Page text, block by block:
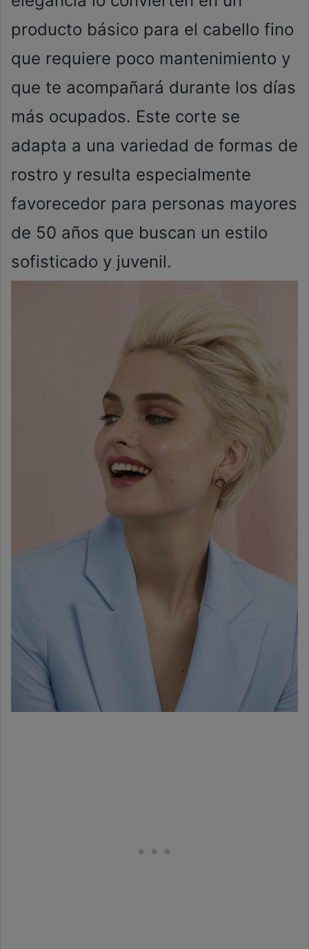
producto básico para el cabello fino
que requiere poco mantenimiento y
que te acompañará durante los días
más ocupados. Este corte se
adapta a una variedad de formas de
rostro y resulta especialmente
favorecedor para personas mayores
de 50 años que buscan un estilo
sofisticado y juvenil.